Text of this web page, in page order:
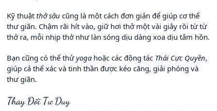
Kỹ thuật thở sâu cũng là một cách đơn giản để giúp cơ thể
thư giãn. Chậm rãi hít vào, giữ hơi thở một vài giây rồi từ từ
thở ra, mỗi nhịp thở như làn sóng dịu dàng xoa dịu tâm hồn.
Bạn cũng có thể thửyoga hoặc các động tác Thái Cực Quyền,
giúp cả thể xác và tinh thần được kéo căng, giải phóng và
thư giãn.
Thay Đổi Tư Duy